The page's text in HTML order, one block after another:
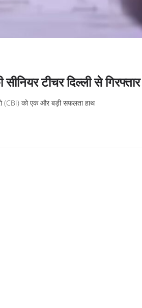
टीचर दिल्ली से गिरफ्तार
(CBI) को एक और बड़ी सफलता हाथ